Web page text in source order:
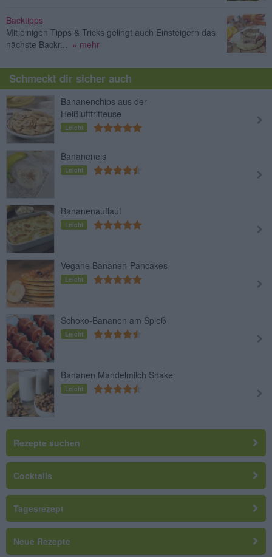
Backtipps
Mit einigen Tipps & Tricks gelingt auch Einsteigern das
nächste Backr... » mehr
Schmeckt dir sicher auch
Bananenchips aus der
Heißluftfritteuse
Leicht
Bananeneis
Leicht
Bananenauflauf
Leicht
Vegane Bananen-Pancakes
Leicht
Schoko-Bananen am Spieß
Leicht
Bananen Mandelmilch Shake
Leicht
Rezepte suchen
Cocktails
Tagesrezept
Neue Rezepte